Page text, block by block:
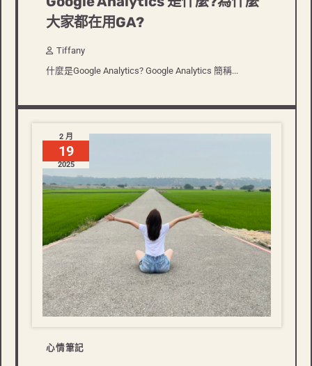
大家都在用GA?
Tiffany
什麼是Google Analytics? Google Analytics 簡稱...
2 月
19
2025
心情筆記